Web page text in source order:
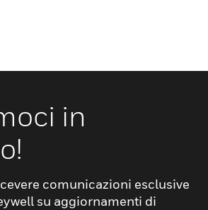
in
comunicazioni esclusive
su aggiornamenti di